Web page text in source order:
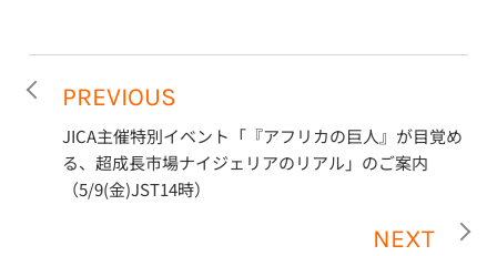
PREVIOUS
JICA主催特別イベント「『アフリカの巨人』が目覚め
る、超成長市場ナイジェリアのリアル」のご案内
（5/9(金)JST14時）
NEXT